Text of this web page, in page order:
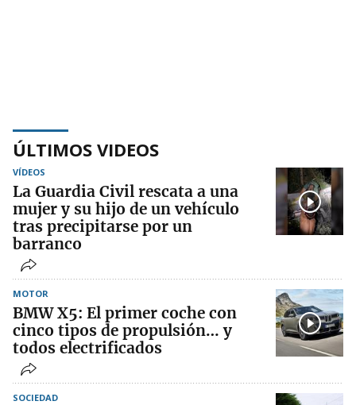
ÚLTIMOS VIDEOS
VÍDEOS
La Guardia Civil rescata a una
mujer y su hijo de un vehículo
tras precipitarse por un
barranco
MOTOR
BMW X5: El primer coche con
cinco tipos de propulsión… y
todos electrificados
SOCIEDAD